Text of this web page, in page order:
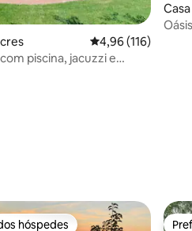
5, 133 avaliações
4,96 de uma
4,96 (116)
piscina, jacuzzi e
Casa
hóspedes